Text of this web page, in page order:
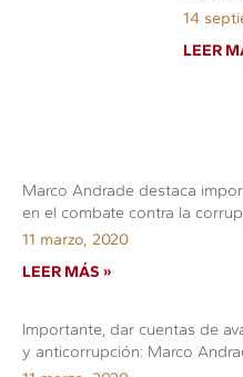
14
LEER
Marco Andrade destaca
en el combate contra la
11 marzo, 2020
LEER MÁS »
Importante, dar cuentas de
y anticorrupción: Marco